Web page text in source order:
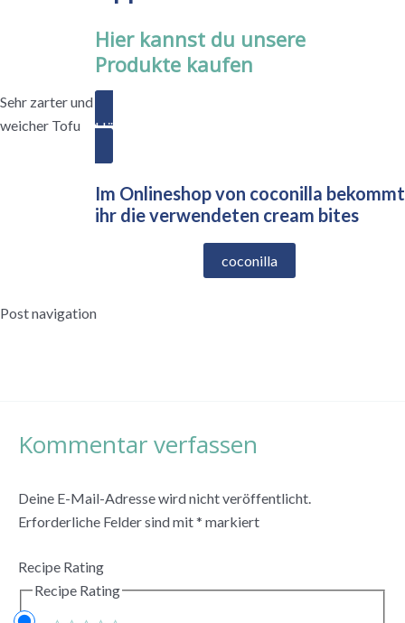
Sehr zarter und
weicher Tofu
Hier kannst du unsere
Produkte kaufen
Händler finden
Im Onlineshop von coconilla bekommt
ihr die verwendeten cream bites
coconilla
Post navigation
Kommentar verfassen
Deine E-Mail-Adresse wird nicht veröffentlicht.
Erforderliche Felder sind mit* markiert
Recipe Rating
Recipe Rating